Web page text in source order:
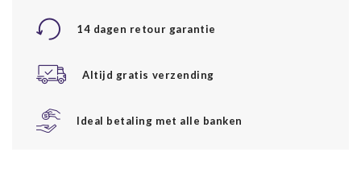
14 dagen retour garantie
Altijd gratis verzending
Ideal betaling met alle banken